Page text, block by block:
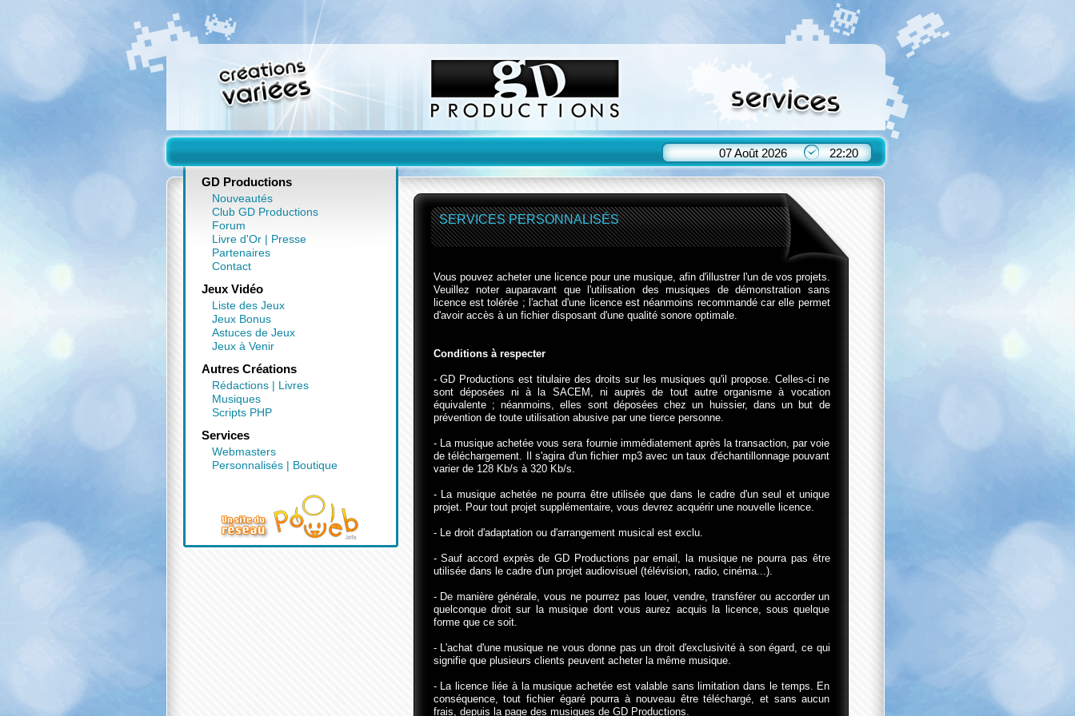
07 Août 2026 22:20
SERVICES PERSONNALISÉS
Vous pouvez acheter une licence pour une musique, afin d'illustrer l'un de vos projets.
Veuillez noter auparavant que l'utilisation des musiques de démonstration sans
licence est tolérée ; l'achat d'une licence est néanmoins recommandé car elle permet
d'avoir accès à un fichier disposant d'une qualité sonore optimale.
Conditions à respecter
- GD Productions est titulaire des droits sur les musiques qu'il propose. Celles-ci ne
sont déposées ni à la SACEM, ni auprès de tout autre organisme à vocation
équivalente ; néanmoins, elles sont déposées chez un huissier, dans un but de
prévention de toute utilisation abusive par une tierce personne.
- La musique achetée vous sera fournie immédiatement après la transaction, par voie
de téléchargement. Il s'agira d'un fichier mp3 avec un taux d'échantillonnage pouvant
varier de 128 Kb/s à 320 Kb/s.
- La musique achetée ne pourra être utilisée que dans le cadre d'un seul et unique
projet. Pour tout projet supplémentaire, vous devrez acquérir une nouvelle licence.
- Le droit d'adaptation ou d'arrangement musical est exclu.
- Sauf accord exprès de GD Productions par email, la musique ne pourra pas être
utilisée dans le cadre d'un projet audiovisuel (télévision, radio, cinéma...).
- De manière générale, vous ne pourrez pas louer, vendre, transférer ou accorder un
quelconque droit sur la musique dont vous aurez acquis la licence, sous quelque
forme que ce soit.
- L'achat d'une musique ne vous donne pas un droit d'exclusivité à son égard, ce qui
signifie que plusieurs clients peuvent acheter la même musique.
- La licence liée à la musique achetée est valable sans limitation dans le temps. En
conséquence, tout fichier égaré pourra à nouveau être téléchargé, et sans aucun
frais, depuis la page des musiques de GD Productions.
GD Productions
Nouveautés
Club GD Productions
Forum
Livre d'Or| Presse
Partenaires
Contact
Jeux Vidéo
Liste des Jeux
Jeux Bonus
Astuces de Jeux
Jeux à Venir
Autres Créations
Rédactions| Livres
Musiques
Scripts PHP
Services
Webmasters
Personnalisés| Boutique